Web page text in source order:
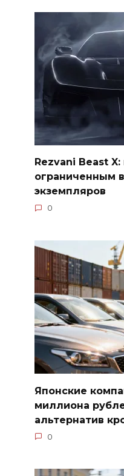
Rezvani Beast
ограниченным
экземпляров
0
Японские
миллиона
альтернатив
0